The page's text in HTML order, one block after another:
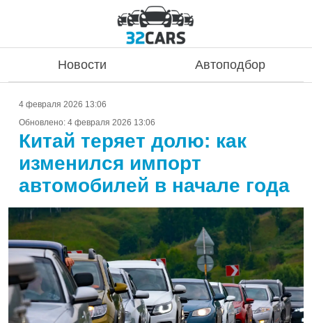
Новости Автоподбор
4 февраля 2026 13:06
Обновлено: 4 февраля 2026 13:06
Китай теряет долю: как
изменился импорт
автомобилей в начале года